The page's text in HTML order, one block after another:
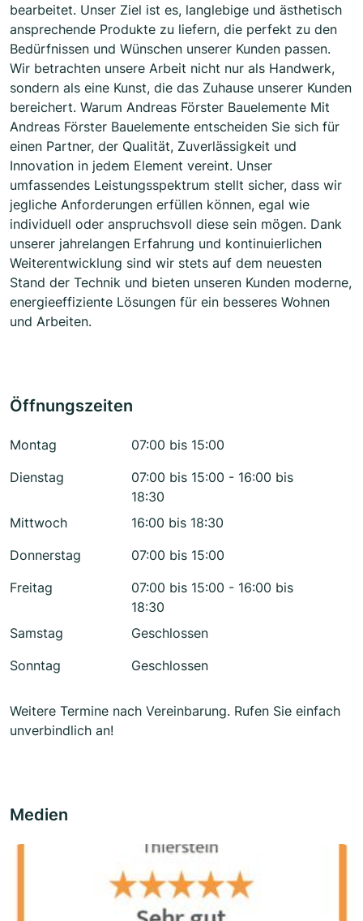
bearbeitet. Unser Ziel ist es, langlebige und ästhetisch
ansprechende Produkte zu liefern, die perfekt zu den
Bedürfnissen und Wünschen unserer Kunden passen.
Wir betrachten unsere Arbeit nicht nur als Handwerk,
sondern als eine Kunst, die das Zuhause unserer Kunden
bereichert. Warum Andreas Förster Bauelemente Mit
Andreas Förster Bauelemente entscheiden Sie sich für
einen Partner, der Qualität, Zuverlässigkeit und
Innovation in jedem Element vereint. Unser
umfassendes Leistungsspektrum stellt sicher, dass wir
jegliche Anforderungen erfüllen können, egal wie
individuell oder anspruchsvoll diese sein mögen. Dank
unserer jahrelangen Erfahrung und kontinuierlichen
Weiterentwicklung sind wir stets auf dem neuesten
Stand der Technik und bieten unseren Kunden moderne,
energieeffiziente Lösungen für ein besseres Wohnen
und Arbeiten.
Öffnungszeiten
Montag
07:00 bis 15:00
Dienstag
07:00 bis 15:00 - 16:00 bis
18:30
Mittwoch
16:00 bis 18:30
Donnerstag
07:00 bis 15:00
Freitag
07:00 bis 15:00 - 16:00 bis
18:30
Samstag
Geschlossen
Sonntag
Geschlossen
Weitere Termine nach Vereinbarung. Rufen Sie einfach
unverbindlich an!
Medien